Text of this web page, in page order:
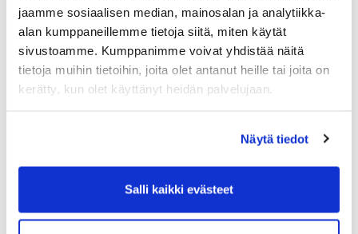
jaamme sosiaalisen median, mainosalan ja analytiikka-
alan kumppaneillemme tietoja siitä, miten käytät
sivustoamme. Kumppanimme voivat yhdistää näitä
tietoja muihin tietoihin, joita olet antanut heille tai joita on
kerätty, kun olet käyttänyt heidän palvelujaan.
Näytä tiedot
Salli kaikki evästeet
Jäsennumero:
Lisätiedot